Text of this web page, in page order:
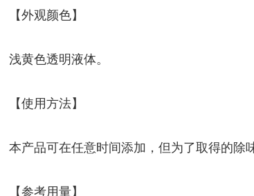
【外观颜色】
浅黄色透明液体。
【使用方法】
本产品可在任意时间添加，但为了取得的
【参考用量】